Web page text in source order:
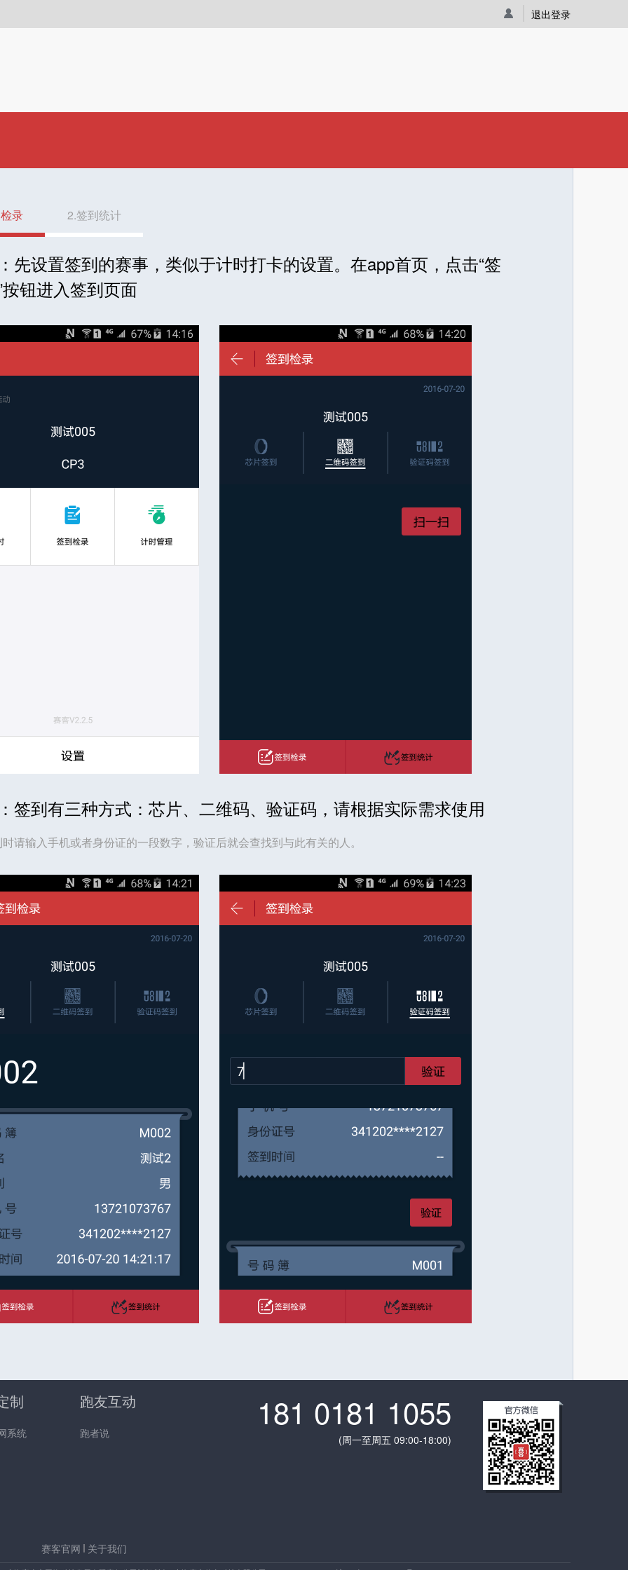
退出登录
录 2.签到统计
先设置签到的赛事，类似于计时打卡的设置。在app首页，点击“签
钮进入签到页面
签到有三种方式：芯片、二维码、验证码，请根据实际需求使用
请输入手机或者身份证的一段数字，验证后就会查找到与此有关的人。
制
系统
跑友互动
跑者说 181 0181 1055
(周一至周五 09:00-18:00)
赛客官网 关于我们